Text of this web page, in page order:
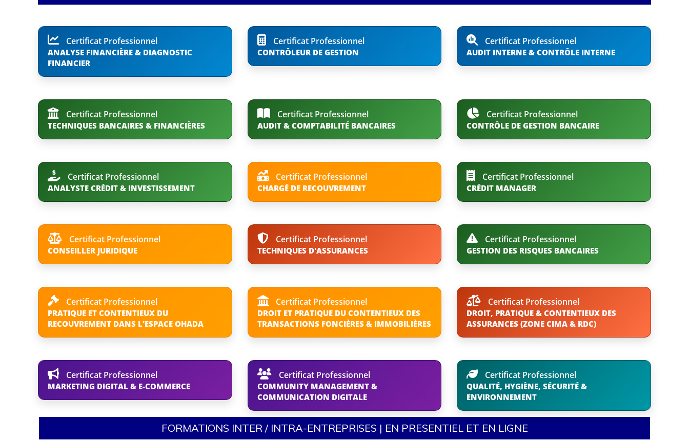
Certificat Professionnel
ANALYSE FINANCIÈRE & DIAGNOSTIC
FINANCIER
Certificat Professionnel
CONTRÔLEUR DE GESTION
Certificat Professionnel
AUDIT INTERNE & CONTRÔLE INTERNE
Certificat Professionnel
TECHNIQUES BANCAIRES & FINANCIÈRES
Certificat Professionnel
AUDIT & COMPTABILITÉ BANCAIRES
Certificat Professionnel
CONTRÔLE DE GESTION BANCAIRE
Certificat Professionnel
ANALYSTE CRÉDIT & INVESTISSEMENT
Certificat Professionnel
CHARGÉ DE RECOUVREMENT
Certificat Professionnel
CRÉDIT MANAGER
Certificat Professionnel
CONSEILLER JURIDIQUE
Certificat Professionnel
TECHNIQUES D'ASSURANCES
Certificat Professionnel
GESTION DES RISQUES BANCAIRES
Certificat Professionnel
PRATIQUE ET CONTENTIEUX DU
RECOUVREMENT DANS L'ESPACE OHADA
Certificat Professionnel
DROIT ET PRATIQUE DU CONTENTIEUX DES
TRANSACTIONS FONCIÈRES & IMMOBILIÈRES
Certificat Professionnel
DROIT, PRATIQUE & CONTENTIEUX DES
ASSURANCES (ZONE CIMA & RDC)
Certificat Professionnel
MARKETING DIGITAL & E-COMMERCE
Certificat Professionnel
COMMUNITY MANAGEMENT &
COMMUNICATION DIGITALE
Certificat Professionnel
QUALITÉ, HYGIÈNE, SÉCURITÉ &
ENVIRONNEMENT
FORMATIONS INTER / INTRA-ENTREPRISES | EN PRESENTIEL ET EN LIGNE